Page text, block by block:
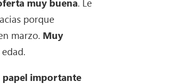
porque
marzo. Muy
papel importante